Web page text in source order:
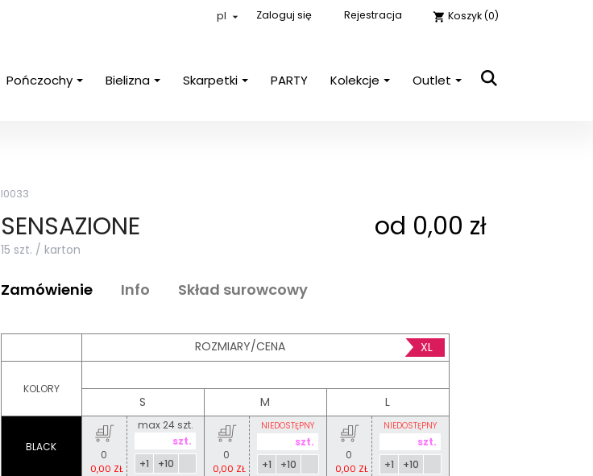
pl  Zaloguj się Rejestracja shopping_cart Koszyk(0)
Pończochy Bielizna Skarpetki PARTY Kolekcje Outlet close
I0033
SENSAZIONE od 0,00 zł
15 szt. / karton
Zamówienie Info Skład surowcowy
KOLORY
BLACK
ROZMIARY/CENA XL
S M L
0
0,00 ZŁ
max 24 szt.
+1 +10
0
0,00 ZŁ
NIEDOSTĘPNY
+1 +10
0
0,00 ZŁ
NIEDOSTĘPNY
+1 +10